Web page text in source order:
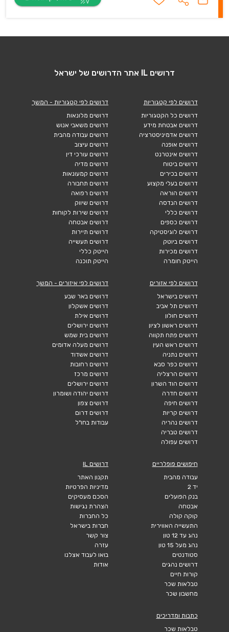
דרושים IL אתר הדרושים של ישראל
דרושים לפי קטגוריות
דרושים כל הקטגוריות
דרושים אבטחת מידע
דרושים אדמיניסטרציה
דרושים אופנה
דרושים אינטרנט
דרושים ביטוח
דרושים בכירים
דרושים בעלי מקצוע
דרושים הוראה
דרושים הנדסה
דרושים כללי
דרושים כספים
דרושים לוגיסטיקה
דרושים ביוטק
דרושים מכירות
הייטק חומרה
דרושים לפי קטגוריות - המשך
דרושים מלונאות
דרושים משאבי אנוש
דרושים עבודה מהבית
דרושים עיצוב
דרושים עורכי דין
דרושים מדיה
דרושים קמעונאות
דרושים תחבורה
דרושים רפואה
דרושים שיווק
דרושים שירות לקוחות
דרושים אבטחה
דרושים תיירות
דרושים תעשייה
הייטק כללי
הייטק תוכנה
דרושים לפי אזורים
דרושים בישראל
דרושים תל אביב
דרושים חולון
דרושים ראשון לציון
דרושים פתח תקווה
דרושים ראש העין
דרושים נתניה
דרושים כפר סבא
דרושים הרצליה
דרושים הוד השרון
דרושים חדרה
דרושים חיפה
דרושים קריות
דרושים נהריה
דרושים טבריה
דרושים עפולה
דרושים לפי איזורים - המשך
דרושים באר שבע
דרושים אשקלון
דרושים אילת
דרושים ירושלים
דרושים בית שמש
דרושים מעלה אדומים
דרושים אשדוד
דרושים רחובות
דרושים מרכז
דרושים ירושלים
דרושים יהודה ושומרון
דרושים צפון
דרושים דרום
עבודות בחו"ל
חיפושים פופלריים
עבודה מהבית
יד 2
בנק הפועלים
אבטחה
קוקה קולה
התעשייה האווירית
נהג עד 12 טון
נהג מעל 15 טון
סטודנטים
דרושים נהגים
קורות חיים
טבלאות שכר
מחשבון שכר
דרושים IL
תקנון האתר
מדיניות הפרטיות
הסכם מעסיקים
הצהרת נגישות
כל החברות
חברות בישראל
צור קשר
עזרה
בואו לעבוד אצלנו
אודות
כתבות ומדריכים
טבלאות שכר